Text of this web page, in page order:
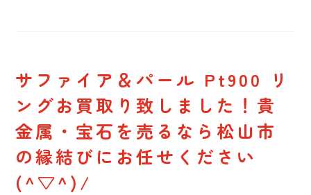
サファイア＆パール Pt900 リ
ングお買取り致しました！貴
金属・宝石を売るなら松山市
の縁結びにお任せください
(^▽^)/